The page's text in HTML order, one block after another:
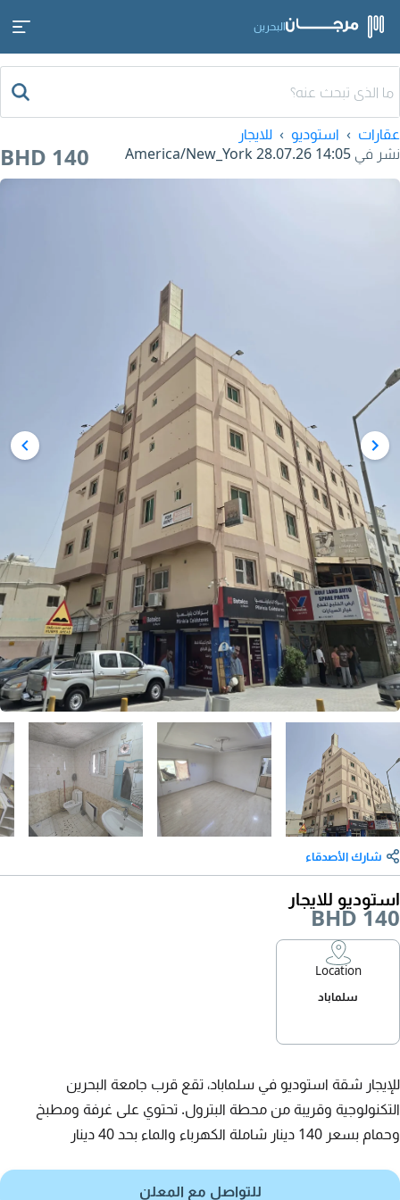
البحرين
عقارات استوديو
للايجار
نشر في 28.07.26 14:05
BHD 140
شارك الأصدقاء
استوديو للايجار
BHD 140
Location
سلماباد
للإيجار شقة استوديو في سلماباد، تقع قرب جامعة البحرين
التكنولوجية وقريبة من محطة البترول. تحتوي على غرفة ومطبخ
وحمام بسعر 140 دينار شاملة الكهرباء والماء بحد 40 دينار
للتواصل مع المعلن